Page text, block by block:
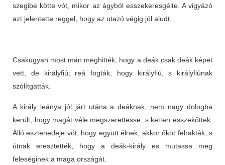
szegibe kötte vót, mikor az ágyból esszekeresgélte. A vigyázó
azt jelentette reggel, hogy az utazó végig jól aludt.
Csakugyan most mán meghitték, hogy a deák csak deák képet
vett, de királyfiú; reá fogták, hogy királyfiú, s királyfiúnak
szólítgatták.
A király leánya jól járt utána a deáknak, nem nagy dologba
került, hogy magát véle megszerettesse; s ketten esszekőttek.
Álló esztenedeje vót, hogy együtt élnek; akkor őköt felrakták, s
útnak eresztették, hogy a deák-király es mutassa meg
feleséginek a maga országát.